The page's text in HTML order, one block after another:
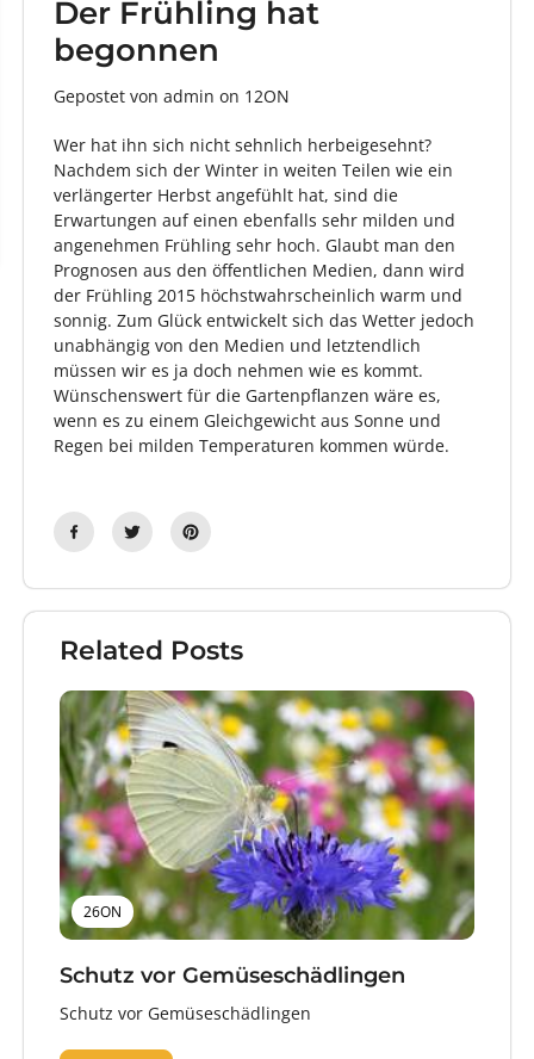
Der Frühling hat
begonnen
Gepostet von admin on 12ON
Wer hat ihn sich nicht sehnlich herbeigesehnt?
Nachdem sich der Winter in weiten Teilen wie ein
verlängerter Herbst angefühlt hat, sind die
Erwartungen auf einen ebenfalls sehr milden und
angenehmen Frühling sehr hoch. Glaubt man den
Prognosen aus den öffentlichen Medien, dann wird
der Frühling 2015 höchstwahrscheinlich warm und
sonnig. Zum Glück entwickelt sich das Wetter jedoch
unabhängig von den Medien und letztendlich
müssen wir es ja doch nehmen wie es kommt.
Wünschenswert für die Gartenpflanzen wäre es,
wenn es zu einem Gleichgewicht aus Sonne und
Regen bei milden Temperaturen kommen würde.
Related Posts
26ON
Schutz vor Gemüseschädlingen
Schutz vor Gemüseschädlingen